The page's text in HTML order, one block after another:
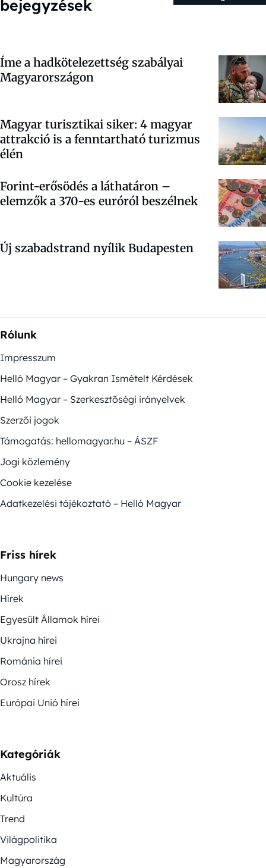
bejegyzések
Íme a hadkötelezettség szabályai
Magyarországon
Magyar turisztikai siker: 4 magyar
attrakció is a fenntartható turizmus
élén
Forint-erősödés a láthatáron –
elemzők a 370-es euróról beszélnek
Új szabadstrand nyílik Budapesten
Rólunk
Impresszum
Helló Magyar – Gyakran Ismételt Kérdések
Helló Magyar – Szerkesztőségi irányelvek
Szerzői jogok
Támogatás: hellomagyar.hu – ÁSZF
Jogi közlemény
Cookie kezelése
Adatkezelési tájékoztató – Helló Magyar
Friss hírek
Hungary news
Hírek
Egyesült Államok hírei
Ukrajna hírei
Románia hírei
Orosz hírek
Európai Unió hírei
Kategóriák
Aktuális
Kultúra
Trend
Világpolitika
Magyarország